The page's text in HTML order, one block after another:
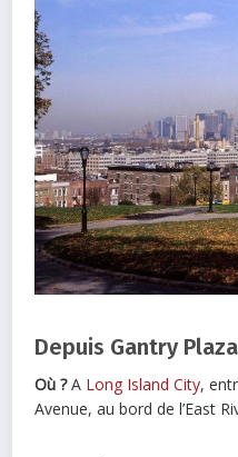
Depuis Gantry
Où ?A Long Island City,
Avenue, au bord de l’East